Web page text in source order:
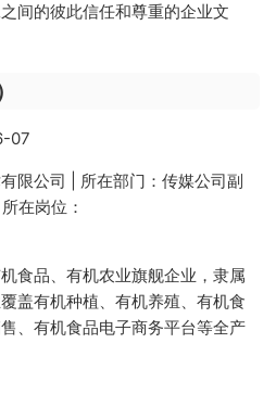
间的彼此信任和尊重的企业文
07
限公司 | 所在部门：传媒公司副
在岗位：
食品、有机农业旗舰企业，隶属
盖有机种植、有机养殖、有机食
、有机食品电子商务平台等全产